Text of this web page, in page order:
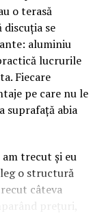
o terasă
se
aluminiu
lucrurile
Fiecare
pe care nu le
suprafață abia
trecut și eu
o structură
câteva
prețuri,